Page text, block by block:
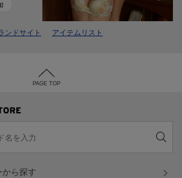
ンドサイト アイテムリスト
PAGE TOP
から探す